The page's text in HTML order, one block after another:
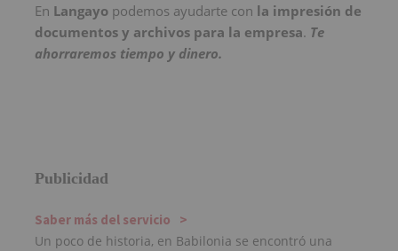
En Langayo podemos ayudarte con la impresión de
documentos y archivos para la empresa. Te
ahorraremos tiempo y dinero.
Publicidad
Saber más del servicio
Un poco de historia, en Babilonia se encontró una